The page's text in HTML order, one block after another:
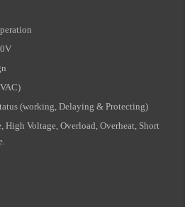
(working, Delaying & Protecting)
Voltage, Overload, Overheat, Short